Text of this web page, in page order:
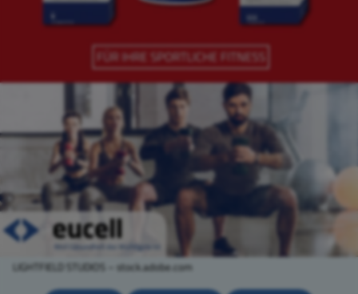
LIGHTFIELD STUDIOS – stock.adobe.com